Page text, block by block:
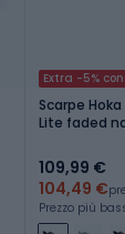
Extra -5%
Scarpe
Lite faded
109,99 €
104,49 €
Prezzo più